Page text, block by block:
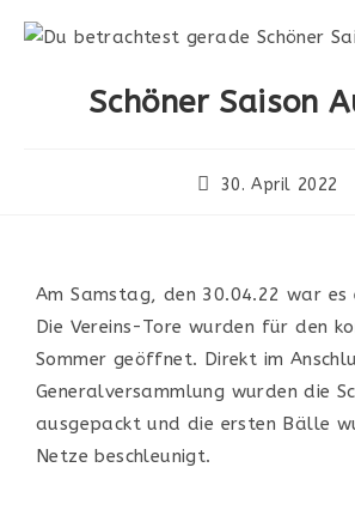
Schöner Saison
30. April 2022
Am Samstag, den 30.04.22 war es
Die Vereins-Tore wurden für den
Sommer geöffnet. Direkt im
Generalversammlung wurden die
ausgepackt und die ersten Bälle
Netze beschleunigt.